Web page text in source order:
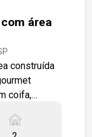
área
construída
coifa,
amplas